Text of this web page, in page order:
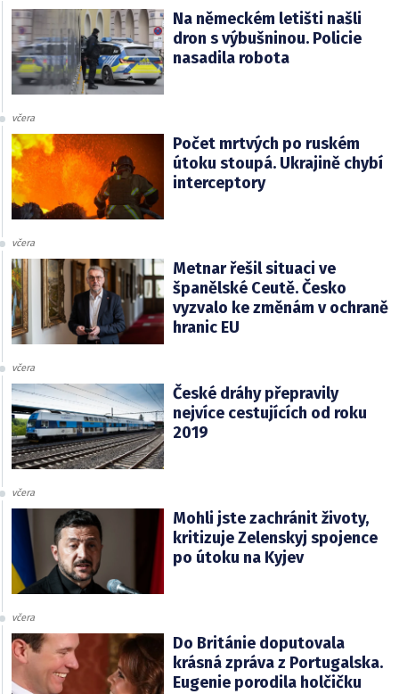
Na německém letišti našli
dron s výbušninou. Policie
nasadila robota
včera
Počet mrtvých po ruském
útoku stoupá. Ukrajině chybí
interceptory
včera
Metnar řešil situaci ve
španělské Ceutě. Česko
vyzvalo ke změnám v ochraně
hranic EU
včera
České dráhy přepravily
nejvíce cestujících od roku
2019
včera
Mohli jste zachránit životy,
kritizuje Zelenskyj spojence
po útoku na Kyjev
včera
Do Británie doputovala
krásná zpráva z Portugalska.
Eugenie porodila holčičku